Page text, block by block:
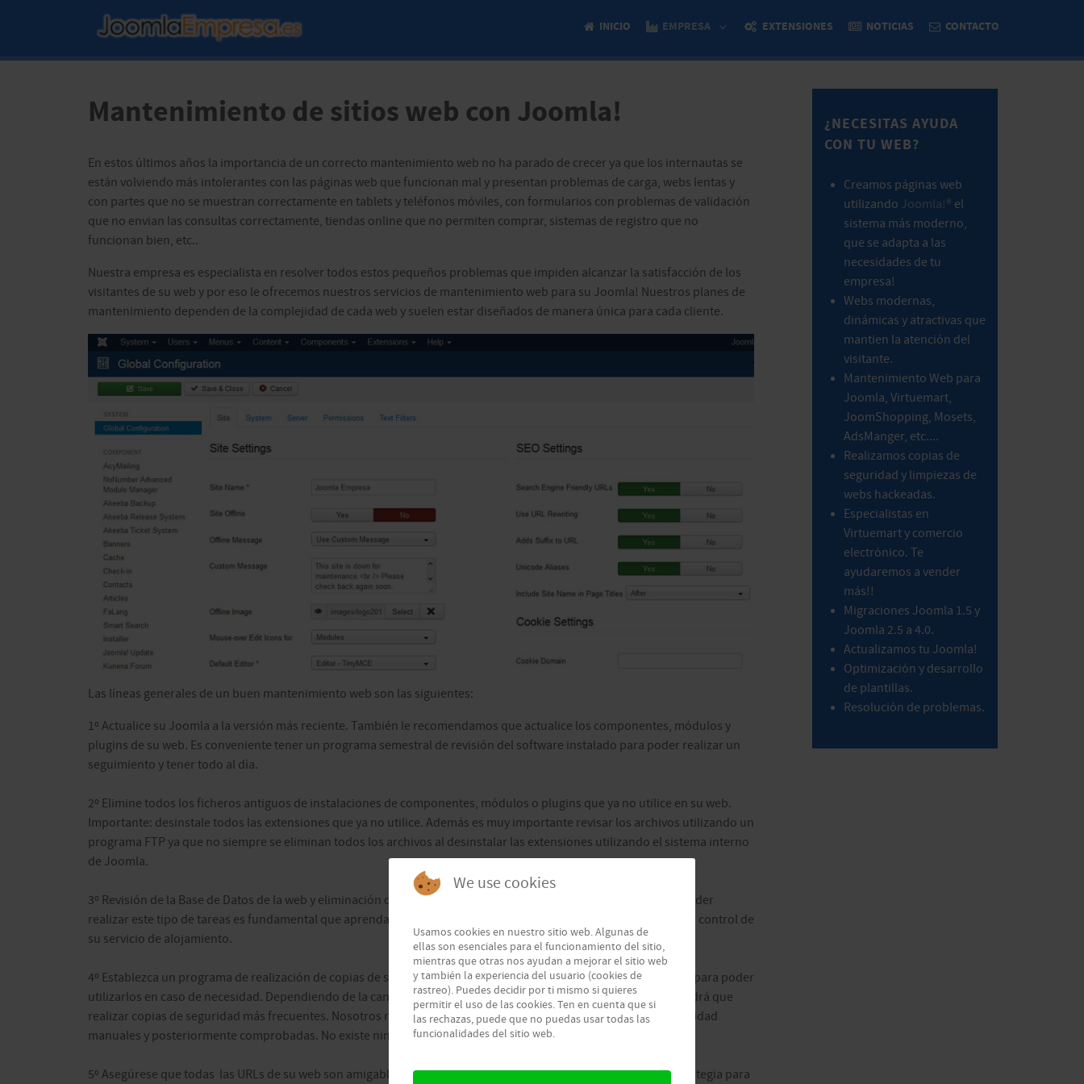
INICIO EMPRESA EXTENSIONES NOTICIAS CONTACTO
Mantenimiento de sitios web con Joomla!
En estos últimos años la importancia de un correcto mantenimiento web no ha parado de crecer ya que los internautas se
están volviendo más intolerantes con las páginas web que funcionan mal y presentan problemas de carga, webs lentas y
con partes que no se muestran correctamente en tablets y teléfonos móviles, con formularios con problemas de validación
que no envian las consultas correctamente, tiendas online que no permiten comprar, sistemas de registro que no
funcionan bien, etc..
Nuestra empresa es especialista en resolver todos estos pequeños problemas que impiden alcanzar la satisfacción de los
visitantes de su web y por eso le ofrecemos nuestros servicios de mantenimiento web para su Joomla! Nuestros planes de
mantenimiento dependen de la complejidad de cada web y suelen estar diseñados de manera única para cada cliente.
Las líneas generales de un buen mantenimiento web son las siguientes:
1º Actualice su Joomla a la versión más reciente. También le recomendamos que actualice los componentes, módulos y
plugins de su web. Es conveniente tener un programa semestral de revisión del software instalado para poder realizar un
seguimiento y tener todo al día.
2º Elimine todos los ficheros antiguos de instalaciones de componentes, módulos o plugins que ya no utilice en su web.
Importante: desinstale todos las extensiones que ya no utilice. Además es muy importante revisar los archivos utilizando un
programa FTP ya que no siempre se eliminan todos los archivos al desinstalar las extensiones utilizando el sistema interno
de Joomla.
3º Revisión de la Base de Datos de la web y eliminación de todos los elementos que ya no son necesarios. Para poder
realizar este tipo de tareas es fundamental que aprenda a manejar el MyPHPadmin que encontrará en el panel de control de
su servicio de alojamiento.
4º Establezca un programa de realización de copias de seguridad de los archivos de su web y de la base de datos para poder
utilizarlos en caso de necesidad. Dependiendo de la cantidad de contenidos nuevos que usted suba a la web tendrá que
realizar copias de seguridad más frecuentes. Nosotros recomendamos la realización siempre de copias de seguridad
manuales y posteriormente comprobadas. No existe ningún componente que sea fiable 100%. No se arriesgue!
5º Asegúrese que todas las URLs de su web son amigables y si existen algunas que no lo son establezca una estrategia para
¿NECESITAS AYUDA
CON TU WEB?
Creamos páginas web
utilizando Joomla!® el
sistema más moderno,
que se adapta a las
necesidades de tu
empresa!
Webs modernas,
dinámicas y atractivas que
mantien la atención del
visitante.
Mantenimiento Web para
Joomla, Virtuemart,
JoomShopping, Mosets,
AdsManger, etc....
Realizamos copias de
seguridad y limpiezas de
webs hackeadas.
Especialistas en
Virtuemart y comercio
electrónico. Te
ayudaremos a vender
más!!
Migraciones Joomla 1.5 y
Joomla 2.5 a 4.0.
Actualizamos tu Joomla!
Optimización y desarrollo
de plantillas.
Resolución de problemas.
We use cookies
Usamos cookies en nuestro sitio web. Algunas de
ellas son esenciales para el funcionamiento del sitio,
mientras que otras nos ayudan a mejorar el sitio web
y también la experiencia del usuario (cookies de
rastreo). Puedes decidir por ti mismo si quieres
permitir el uso de las cookies. Ten en cuenta que si
las rechazas, puede que no puedas usar todas las
funcionalidades del sitio web.